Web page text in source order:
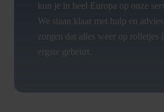
kun je in heel Europa op onze
We staan klaar met hulp en
zorgen dat alles weer op rolletjes
ergste gebeurt.